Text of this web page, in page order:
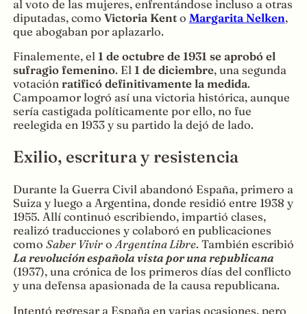
al voto de las mujeres, enfrentándose incluso a otras
diputadas, como Victoria Kento Margarita Nelken,
que abogaban por aplazarlo.
Finalemente, el 1 de octubre de 1931 se aprobó el
sufragio femenino. El 1 de diciembre, una segunda
votación ratificó definitivamente la medida.
Campoamor logró así una victoria histórica, aunque
sería castigada políticamente por ello, no fue
reelegida en 1933 y su partido la dejó de lado.
Exilio, escritura y resistencia
Durante la Guerra Civil abandonó España, primero a
Suiza y luego a Argentina, donde residió entre 1938 y
1955. Allí continuó escribiendo, impartió clases,
realizó traducciones y colaboró en publicaciones
como Saber ViviroArgentina Libre. También escribió
La revolución española vista por una republicana
(1937), una crónica de los primeros días del conflicto
y una defensa apasionada de la causa republicana.
Intentó regresar a España en varias ocasiones, pero